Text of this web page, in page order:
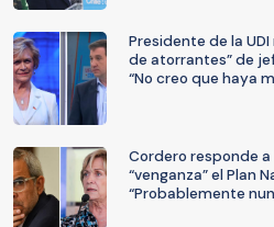
Presidente de la
de atorrantes” de
“No creo que haya
Cordero responde
“venganza” el Plan
“Probablemente